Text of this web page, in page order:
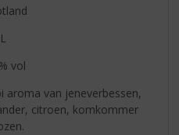
vol
aroma van jeneverbessen,
citroen, komkommer